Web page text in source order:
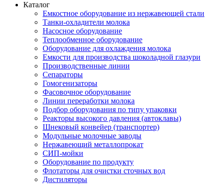
Каталог
Емкостное оборудование из нержавеющей стали
Танки-охладители молока
Насосное оборудование
Теплообменное оборудование
Оборудование для охлаждения молока
Емкости для производства шоколадной глазури
Производственные линии
Сепараторы
Гомогенизаторы
Фасовочное оборудование
Линии переработки молока
Подбор оборудования по типу упаковки
Реакторы высокого давления (автоклавы)
Шнековый конвейер (транспортер)
Модульные молочные заводы
Нержавеющий металлопрокат
СИП-мойки
Оборудование по продукту
Флотаторы для очистки сточных вод
Дистиляторы